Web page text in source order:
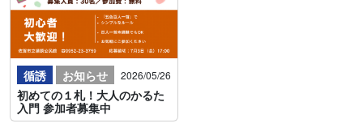
循誘 お知らせ 2026/05/26
初めての１札！大人のかるた
入門 参加者募集中